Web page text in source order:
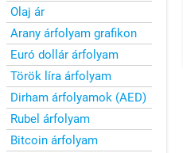
Olaj ár
Arany árfolyam grafikon
Euró dollár árfolyam
Török líra árfolyam
Dirham árfolyamok (AED)
Rubel árfolyam
Bitcoin árfolyam